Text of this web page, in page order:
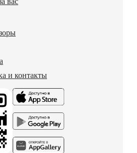
и контакты